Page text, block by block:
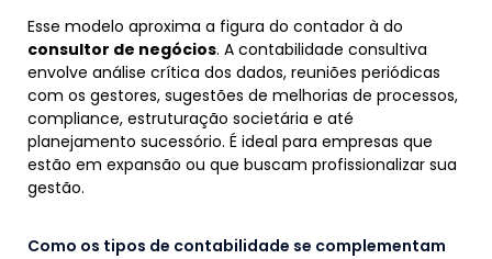
Esse modelo aproxima a figura do contador à do
consultor de negócios. A contabilidade consultiva
envolve análise crítica dos dados, reuniões periódicas
com os gestores, sugestões de melhorias de processos,
compliance, estruturação societária e até
planejamento sucessório. É ideal para empresas que
estão em expansão ou que buscam profissionalizar sua
gestão.
Como os tipos de contabilidade se complementam